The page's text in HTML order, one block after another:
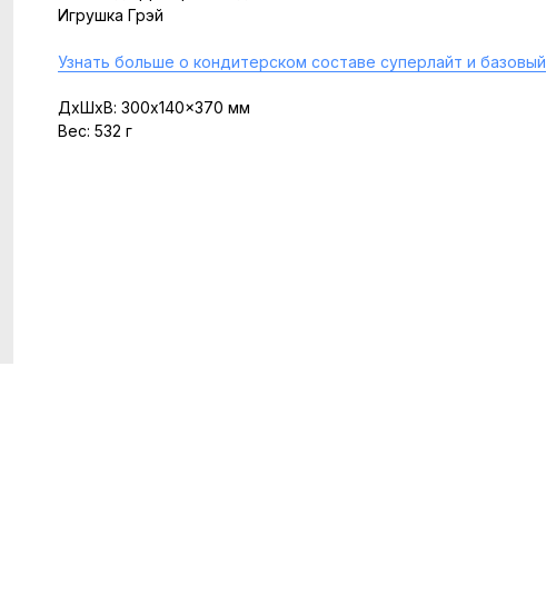
Игрушка Грэй
Узнать больше о кондитерском составе суперлайт и базовый
ДxШxВ: 300x140x370 мм
Вес: 532 г